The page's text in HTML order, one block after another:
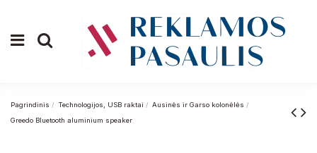
Pagrindinis Technologijos, USB raktai
Ausinės ir Garso kolonėlės
Greedo Bluetooth aluminium speaker